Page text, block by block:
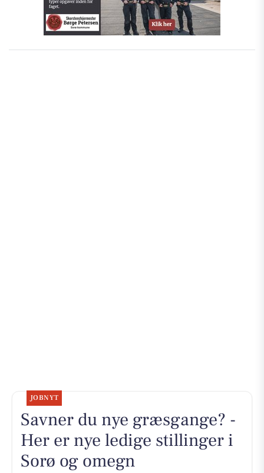
JOBNYT
Savner du nye græsgange? -
Her er nye ledige stillinger i
Sorø og omegn